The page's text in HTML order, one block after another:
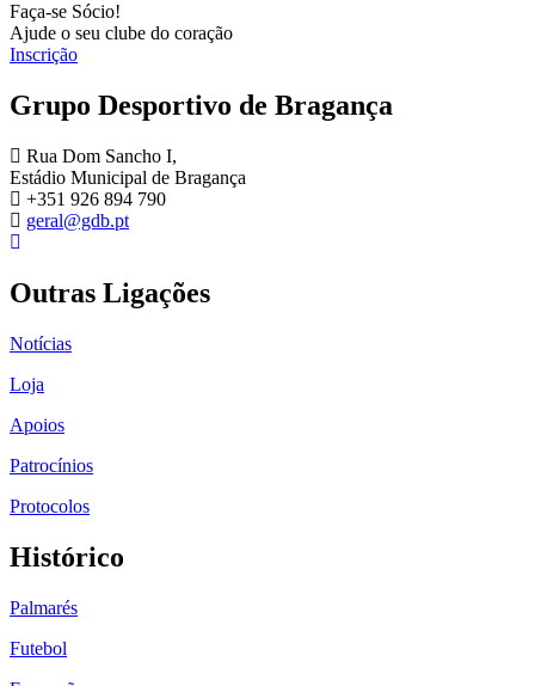
Faça-se Sócio!
Ajude o seu clube do coração
Inscrição
Grupo Desportivo de Bragança
Rua Dom Sancho I,
Estádio Municipal de Bragança
+351 926 894 790
geral@gdb.pt
Outras Ligações
Notícias
Loja
Apoios
Patrocínios
Protocolos
Histórico
Palmarés
Futebol